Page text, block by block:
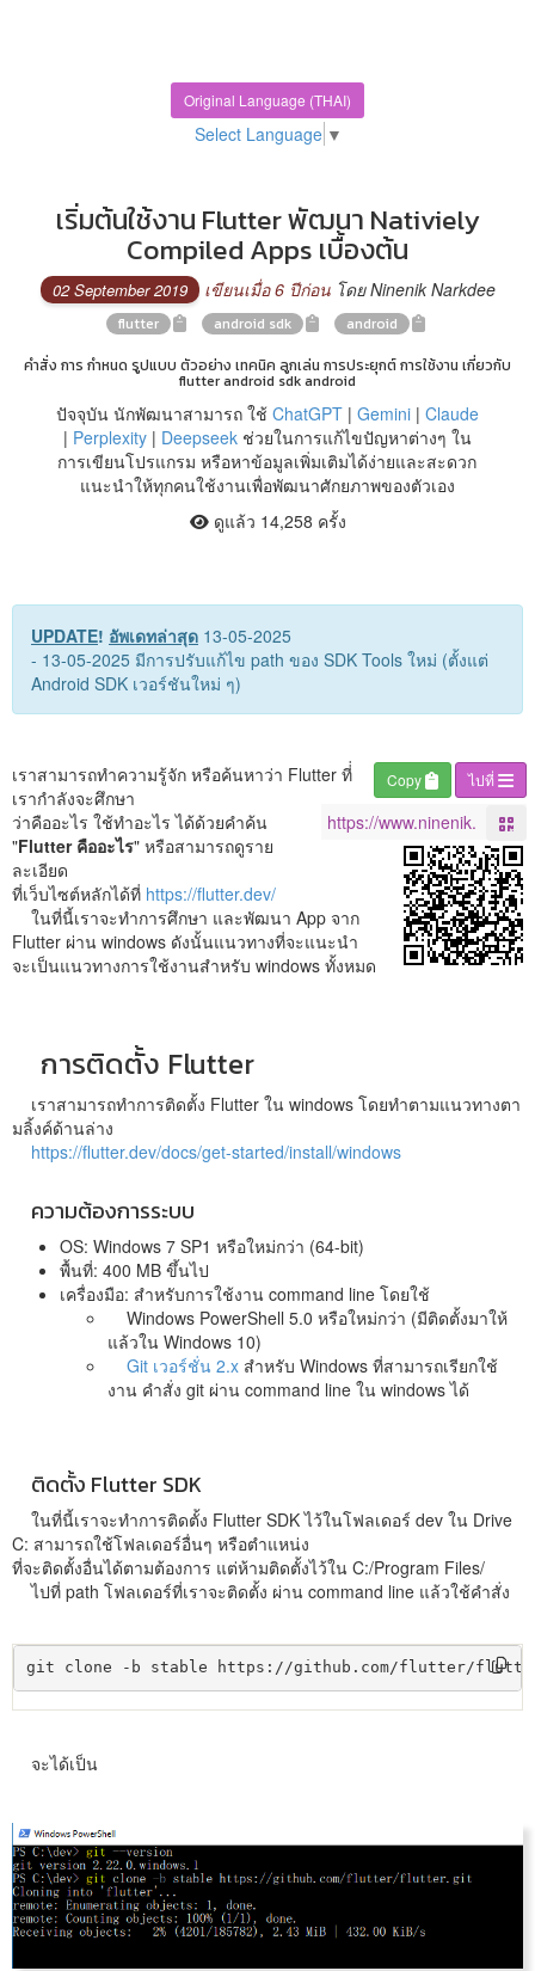
Original Language (THAI)
Select Language ▼
เริ่มต้นใช้งาน Flutter พัฒนา Nativiely
Compiled Apps เบื้องต้น
02 September 2019 เขียนเมื่อ 6 ปีก่อนโดย Ninenik Narkdee
flutter android sdk
android
คำสั่ง การ กำหนด รูปแบบ ตัวอย่าง เทคนิค ลูกเล่น การประยุกต์ การใช้งาน เกี่ยวกับ
flutter android sdk android
ปัจจุบัน นักพัฒนาสามารถ ใช้ ChatGPT| Gemini| Claude
| Perplexity| Deepseekช่วยในการแก้ไขปัญหาต่างๆ ใน
การเขียนโปรแกรม หรือหาข้อมูลเพิ่มเติมได้ง่ายและสะดวก
แนะนำให้ทุกคนใช้งานเพื่อพัฒนาศักยภาพของตัวเอง
ดูแล้ว 14,258 ครั้ง
UPDATE! อัพเดทล่าสุด 13-05-2025
- 13-05-2025 มีการปรับแก้ไข path ของ SDK Tools ใหม่ (ตั้งแต่
Android SDK เวอร์ชันใหม่ ๆ)
ไปที่
Copy
เราสามารถทำความรู้จัก หรือค้นหาว่า Flutter ที่่
เรากำลังจะศึกษา
ว่าคืออะไร ใช้ทำอะไร ได้ด้วยคำค้น
"Flutter คืออะไร" หรือสามารถดูราย
ละเอียด
ที่เว็บไซต์หลักได้ที่ https://flutter.dev/
ในที่นี้เราจะทำการศึกษา และพัฒนา App จาก
Flutter ผ่าน windows ดังนั้นแนวทางที่จะแนะนำ
จะเป็นแนวทางการใช้งานสำหรับ windows ทั้งหมด
การติดตั้ง Flutter
เราสามารถทำการติดตั้ง Flutter ใน windows โดยทำตามแนวทางตา
มลิ้งค์ด้านล่าง
https://flutter.dev/docs/get-started/install/windows
ความต้องการระบบ
OS: Windows 7 SP1 หรือใหม่กว่า (64-bit)
พื้นที่: 400 MB ขึ้นไป
เครื่องมือ: สำหรับการใช้งาน command line โดยใช้
Windows PowerShell 5.0 หรือใหม่กว่า (มีติดตั้งมาให้
แล้วใน Windows 10)
Git เวอร์ชั่น 2.x สำหรับ Windows ที่สามารถเรียกใช้
งาน คำสั่ง git ผ่าน command line ใน windows ได้
ติดตั้ง Flutter SDK
ในที่นี้เราจะทำการติดตั้ง Flutter SDK ไว้ในโฟลเดอร์ dev ใน Drive
C: สามารถใช้โฟลเดอร์อื่นๆ หรือตำแหน่ง
ที่จะติดตั้งอื่นได้ตามต้องการ แต่ห้ามติดตั้งไว้ใน C:/Program Files/
ไปที่ path โฟลเดอร์ที่เราจะติดตั้ง ผ่าน command line แล้วใช้คำสั่ง
git clone -b stable https://github.com/flutter/
จะได้เป็น